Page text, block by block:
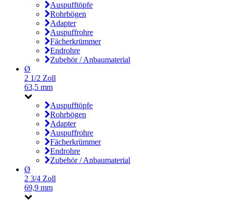
Auspufftöpfe
Rohrbögen
Adapter
Auspuffrohre
Fächerkrümmer
Endrohre
Zubehör / Anbaumaterial
Ø
2 1/2 Zoll
63,5 mm
Auspufftöpfe
Rohrbögen
Adapter
Auspuffrohre
Fächerkrümmer
Endrohre
Zubehör / Anbaumaterial
Ø
2 3/4 Zoll
69,9 mm